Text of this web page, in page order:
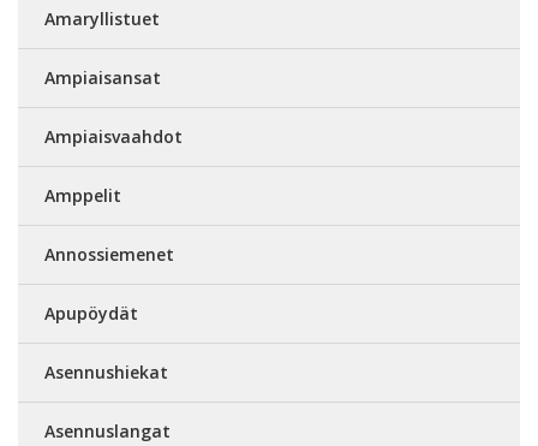
Amaryllistuet
Ampiaisansat
Ampiaisvaahdot
Amppelit
Annossiemenet
Apupöydät
Asennushiekat
Asennuslangat